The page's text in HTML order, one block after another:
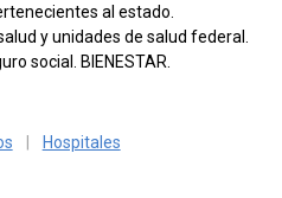
al estado.
y unidades de salud federal.
social. BIENESTAR.
Hospitales